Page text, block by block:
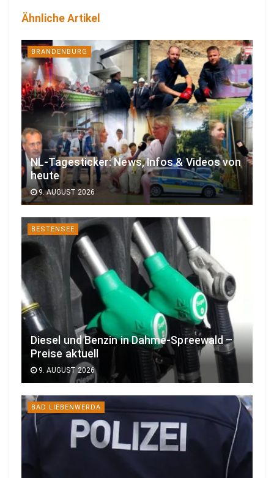
Ähnliche Artikel
BRANDENBURG
NL-Tagesticker: News, Infos & Videos von
heute
9. AUGUST 2026
BESTENSEE
Diesel und Benzin in Dahme-Spreewald –
Preise aktuell
9. AUGUST 2026
BAD LIEBENWERDA